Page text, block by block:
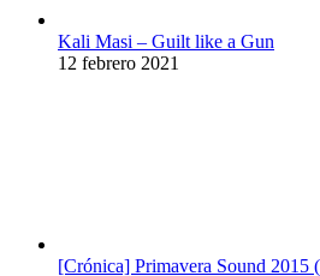
Kali Masi – Guilt like a Gun
12 febrero 2021
[Crónica] Primavera Sound 2015